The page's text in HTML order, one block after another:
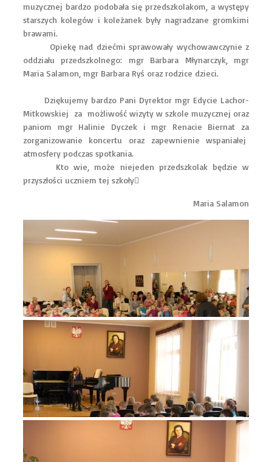
muzycznej bardzo podobała się przedszkolakom, a występy
starszych kolegów i koleżanek były nagradzane gromkimi
brawami.
Opiekę nad dziećmi sprawowały wychowawczynie z
oddziału przedszkolnego: mgr Barbara Młynarczyk, mgr
Maria Salamon, mgr Barbara Ryś oraz rodzice dzieci.
Dziękujemy bardzo Pani Dyrektor mgr Edycie Lachor-
Mitkowskiej za możliwość wizyty w szkole muzycznej oraz
paniom mgr Halinie Dyczek i mgr Renacie Biernat za
zorganizowanie koncertu oraz zapewnienie wspaniałej
atmosfery podczas spotkania.
Kto wie, może niejeden przedszkolak będzie w
przyszłości uczniem tej szkoły
Maria Salamon